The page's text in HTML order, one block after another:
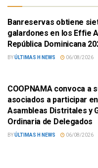
Banreservas obtiene
galardones en los Effie
República Dominicana
BYÚLTIMAS H NEWS 06/08/2026
COOPNAMA convoca a
asociados a participar
Asambleas Distritales y
Ordinaria de Delegados
BYÚLTIMAS H NEWS 06/08/2026